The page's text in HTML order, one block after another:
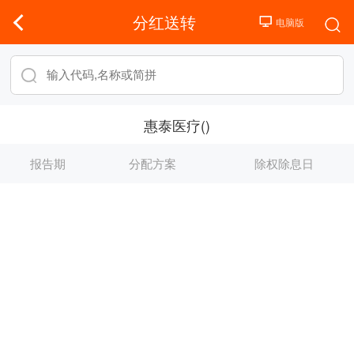
分红送转
惠泰医疗()
报告期 分配方案 除权除息日